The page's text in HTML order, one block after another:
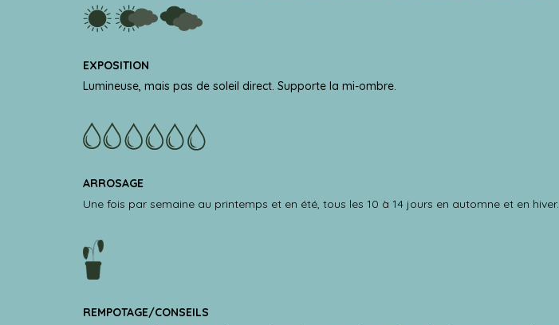
EXPOSITION
Lumineuse, mais pas de soleil direct. Supporte la mi-ombre.
ARROSAGE
Une fois par semaine au printemps et en été, tous les 10 à 14 jours en automne et en hiver.
REMPOTAGE/CONSEILS